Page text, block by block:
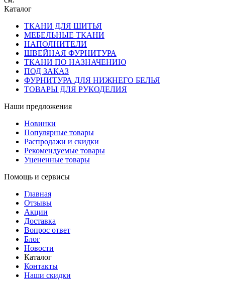
Каталог
ТКАНИ ДЛЯ ШИТЬЯ
МЕБЕЛЬНЫЕ ТКАНИ
НАПОЛНИТЕЛИ
ШВЕЙНАЯ ФУРНИТУРА
ТКАНИ ПО НАЗНАЧЕНИЮ
ПОД ЗАКАЗ
ФУРНИТУРА ДЛЯ НИЖНЕГО БЕЛЬЯ
ТОВАРЫ ДЛЯ РУКОДЕЛИЯ
Наши предложения
Новинки
Популярные товары
Распродажи и скидки
Рекомендуемые товары
Уцененные товары
Помощь и сервисы
Главная
Отзывы
Акции
Доставка
Вопрос ответ
Блог
Новости
Каталог
Контакты
Наши скидки